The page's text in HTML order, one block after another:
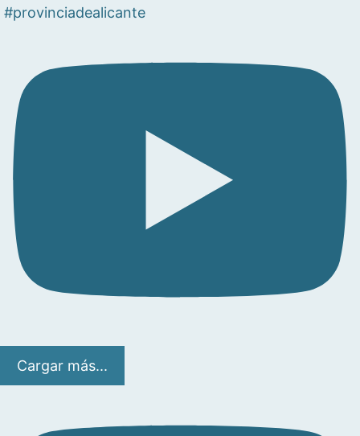
#provinciadealicante
Cargar más...